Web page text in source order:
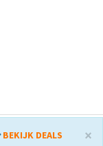
♥in Sneek. ×
BEKIJK DEALS